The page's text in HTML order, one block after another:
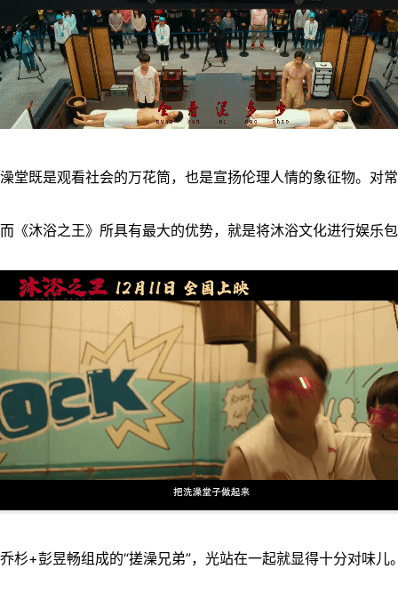
澡堂既是观看社会的万花筒，也是宣扬伦理人情的象征物。对
而《沐浴之王》所具有最大的优势，就是将沐浴文化进行娱乐
乔杉+彭昱畅组成的“搓澡兄弟”，光站在一起就显得十分对味儿